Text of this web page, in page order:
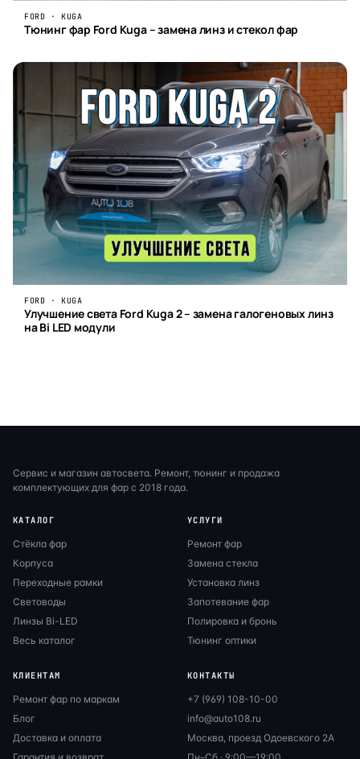
FORD · KUGA
Тюнинг фар Ford Kuga – замена линз и стекол фар
FORD · KUGA
Улучшение света Ford Kuga 2 – замена галогеновых линз
на Bi LED модули
Сервис и магазин автосвета. Ремонт, тюнинг и продажа
комплектующих для фар с 2018 года.
КАТАЛОГ
Стёкла фар
Корпуса
Переходные рамки
Световоды
Линзы Bi-LED
Весь каталог
УСЛУГИ
Ремонт фар
Замена стекла
Установка линз
Запотевание фар
Полировка и бронь
Тюнинг оптики
КЛИЕНТАМ
Ремонт фар по маркам
Блог
Доставка и оплата
КОНТАКТЫ
+7 (969) 108-10-00
info@auto108.ru
Москва, проезд Одоевского 2А